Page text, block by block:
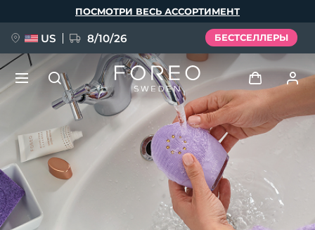
ПОСМОТРИ ВЕСЬ АССОРТИМЕНТ
US 8/10/26 БЕСТСЕЛЛЕРЫ
Войти
Профиль пользователя
Мои приборы
НОВИНКА
FAQ™ Pure Beauty-Tech Elixir
BREAKING NEWS
Язык
English
Español
Français
Português